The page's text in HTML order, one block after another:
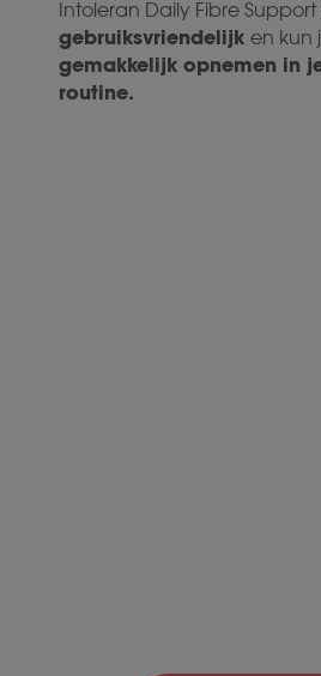
Intoleran Daily Fibre
gebruiksvriendelijken kun
gemakkelijk opnemen in
routine.